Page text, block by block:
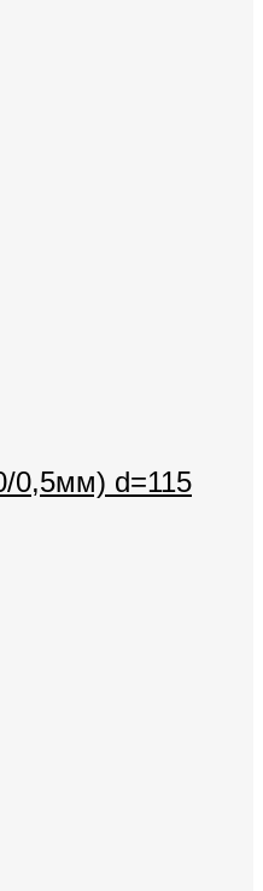
0,5мм) d=115